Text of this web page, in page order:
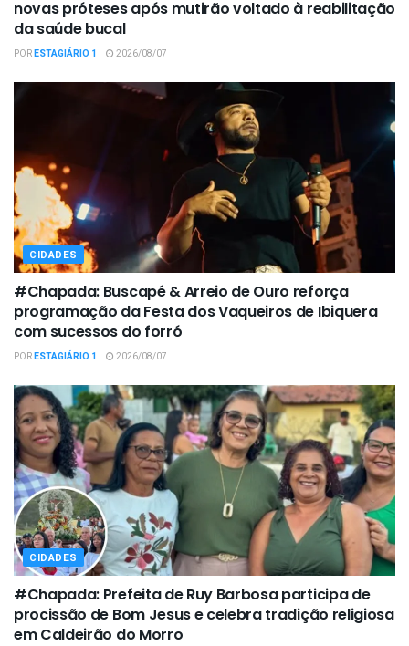
novas próteses após mutirão voltado à reabilitação
da saúde bucal
PORESTAGIÁRIO 1 2026/08/07
CIDADES
#Chapada: Buscapé & Arreio de Ouro reforça
programação da Festa dos Vaqueiros de Ibiquera
com sucessos do forró
PORESTAGIÁRIO 1 2026/08/07
CIDADES
#Chapada: Prefeita de Ruy Barbosa participa de
procissão de Bom Jesus e celebra tradição religiosa
em Caldeirão do Morro